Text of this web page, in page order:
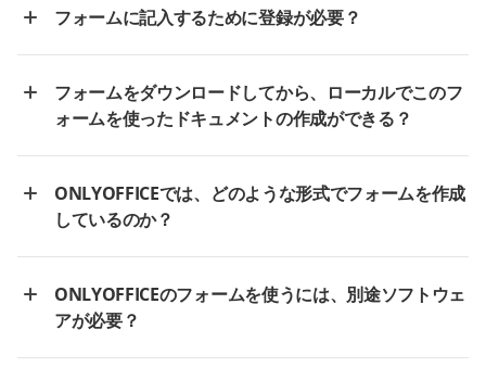
フォームに記入するために登録が必要？
フォームをダウンロードしてから、ローカルでこのフ
ォームを使ったドキュメントの作成ができる？
ONLYOFFICEでは、どのような形式でフォームを作成
しているのか？
ONLYOFFICEのフォームを使うには、別途ソフトウェ
アが必要？